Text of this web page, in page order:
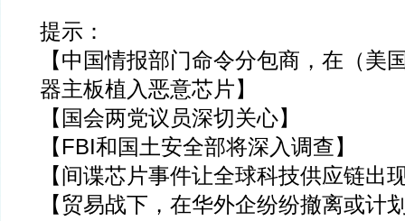
提示：
【中国情报部门命令分包商，在（美
器主板植入恶意芯片】
【国会两党议员深切关心】
【FBI和国土安全部将深入调查】
【间谍芯片事件让全球科技供应链出
【贸易战下，在华外企纷纷撤离或计